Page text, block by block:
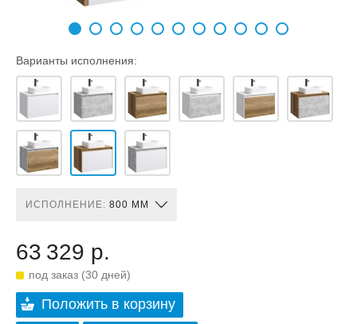
Варианты исполнения:
ИСПОЛНЕНИЕ: 800 ММ
63 329 р.
под заказ (30 дней)
Положить в корзину